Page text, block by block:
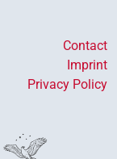
Contact
Imprint
Privacy Policy